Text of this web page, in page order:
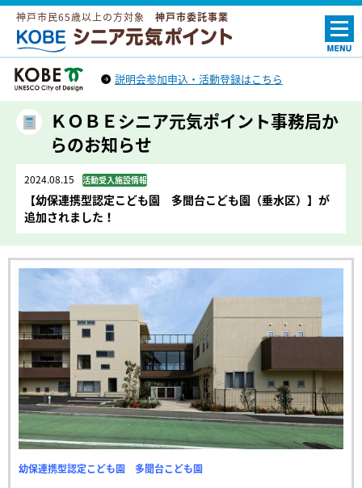
神戸市民65歳以上の方対象 神戸市委託事業
ＫＯＢＥシニア元気ポイント
神戸市トップへ
（外部リンク）
説明会参加申込・活動登録はこちら
ＫＯＢＥシニア元気ポイント事務局か
らのお知らせ
2024.08.15 活動受入施設情報
【幼保連携型認定こども園 多聞台こども園（垂水区）】が
追加されました！
幼保連携型認定こども園 多聞台こども園